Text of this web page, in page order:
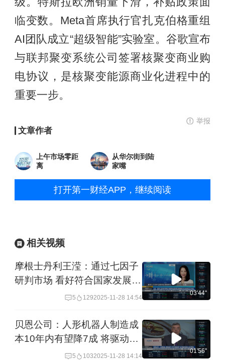
临变数。Meta首席执行官扎克伯格重组
AI团队成立“超级智能”实验室。谷歌宣布
与联邦聚变系统公司签署核聚变商业购
电协议，是核聚变能源商业化进程中的
重要一步。
举报
文章作者
上午市场零距
离
从华尔街到陆
家嘴
打开第一财经APP，继续阅读
相关视频
摩根士丹利王滢：通过七因子
研判市场 看好符合国家发展战
略的科创企业和优质红利股
5 1292025-11-28 14:54
03'44''
贝恩公司：人形机器人制造成
本10年内有望降7成 将驱动规
模化应用落地5 1032025-11-28 14:14
01'56''